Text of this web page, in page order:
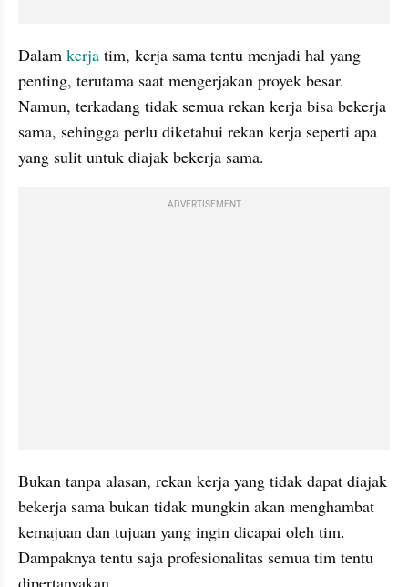
Dalam kerja tim, kerja sama tentu menjadi hal yang
penting, terutama saat mengerjakan proyek besar.
Namun, terkadang tidak semua rekan kerja bisa bekerja
sama, sehingga perlu diketahui rekan kerja seperti apa
yang sulit untuk diajak bekerja sama.
ADVERTISEMENT
Bukan tanpa alasan, rekan kerja yang tidak dapat diajak
bekerja sama bukan tidak mungkin akan menghambat
kemajuan dan tujuan yang ingin dicapai oleh tim.
Dampaknya tentu saja profesionalitas semua tim tentu
dipertanyakan.